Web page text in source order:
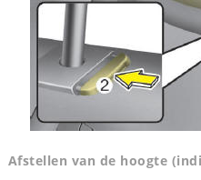
Afstellen van de hoogte